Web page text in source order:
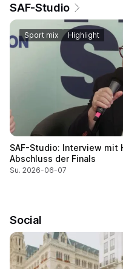
SAF-Studio
Sport mix Highlight
SAF-Studio: Interview mit
Abschluss der Finals
Su. 2026-06-07
Social